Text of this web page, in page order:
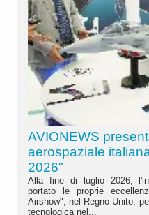
AVIONEWS
aerospaziale
2026"
Alla fine di luglio 2026,
portato le proprie
Airshow", nel Regno Unito,
tecnologica nel...